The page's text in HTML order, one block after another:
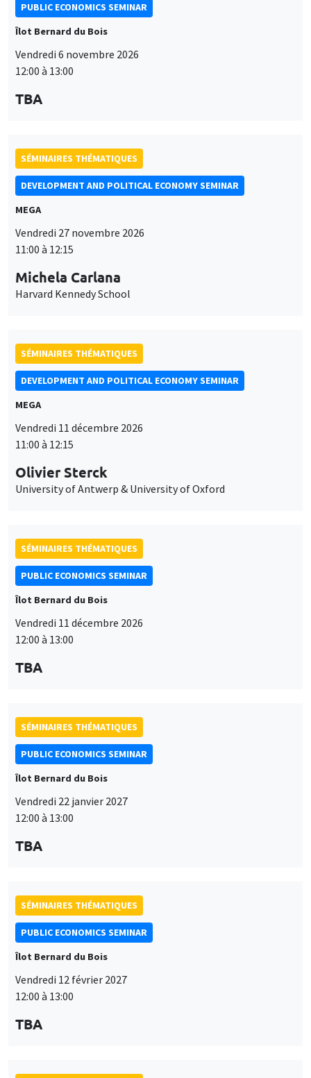
DEVELOPMENT AND POLITICAL ECONOMY SEMINAR
MEGA
Vendredi 27 novembre 2026
11:00 à 12:15
Michela Carlana
SÉMINAIRES THÉMATIQUES
DEVELOPMENT AND POLITICAL ECONOMY SEMINAR
MEGA
Vendredi 11 décembre 2026
11:00 à 12:15
Olivier Sterck
SÉMINAIRES THÉMATIQUES
PUBLIC ECONOMICS SEMINAR
Îlot Bernard du Bois
Vendredi 11 décembre 2026
12:00 à 13:00
TBA
SÉMINAIRES THÉMATIQUES
PUBLIC ECONOMICS SEMINAR
Îlot Bernard du Bois
Vendredi 22 janvier 2027
12:00 à 13:00
TBA
SÉMINAIRES THÉMATIQUES
PUBLIC ECONOMICS SEMINAR
Îlot Bernard du Bois
Vendredi 12 février 2027
12:00 à 13:00
TBA
SÉMINAIRES THÉMATIQUES
PUBLIC ECONOMICS SEMINAR
Îlot Bernard du Bois
Vendredi 19 mars 2027
12:00 à 13:00
TBA